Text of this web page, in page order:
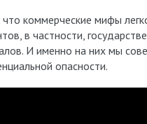
что коммерческие мифы
в частности,
И именно на них мы
опасности.